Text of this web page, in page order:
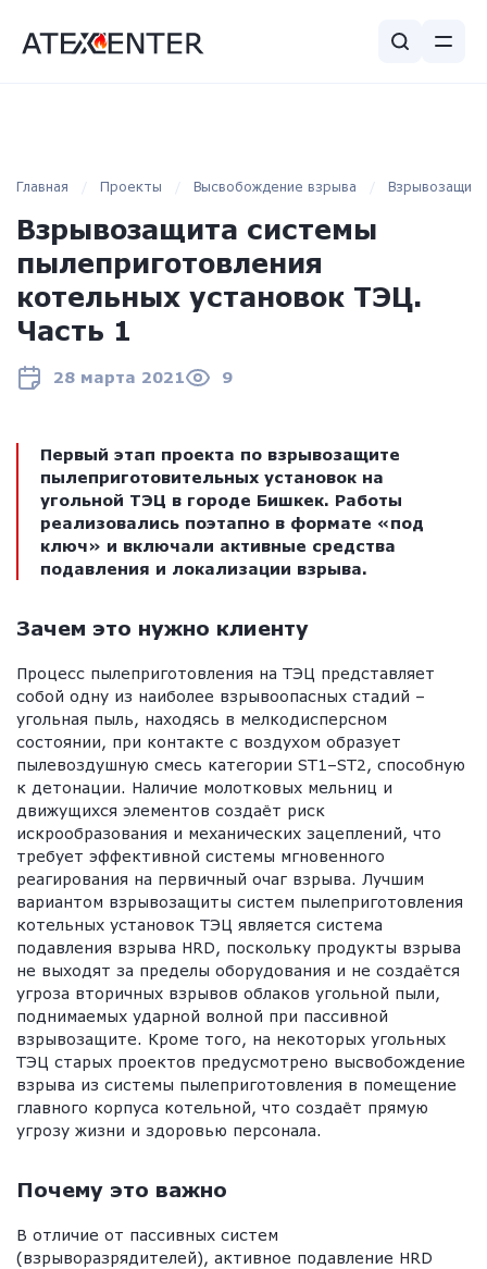
Главная Проекты Высвобождение взрыва
Взрывозащита системы
пылеприготовления
котельных установок ТЭЦ.
Часть 1
28 марта 2021 9
Первый этап проекта по взрывозащите
пылеприготовительных установок на
угольной ТЭЦ в городе Бишкек. Работы
реализовались поэтапно в формате «под
ключ» и включали активные средства
подавления и локализации взрыва.
Зачем это нужно клиенту
Процесс пылеприготовления на ТЭЦ представляет
собой одну из наиболее взрывоопасных стадий –
угольная пыль, находясь в мелкодисперсном
состоянии, при контакте с воздухом образует
пылевоздушную смесь категории ST1–ST2, способную
к детонации. Наличие молотковых мельниц и
движущихся элементов создаёт риск
искрообразования и механических зацеплений, что
требует эффективной системы мгновенного
реагирования на первичный очаг взрыва. Лучшим
вариантом взрывозащиты систем пылеприготовления
котельных установок ТЭЦ является система
подавления взрыва HRD, поскольку продукты взрыва
не выходят за пределы оборудования и не создаётся
угроза вторичных взрывов облаков угольной пыли,
поднимаемых ударной волной при пассивной
взрывозащите. Кроме того, на некоторых угольных
ТЭЦ старых проектов предусмотрено высвобождение
взрыва из системы пылеприготовления в помещение
главного корпуса котельной, что создаёт прямую
угрозу жизни и здоровью персонала.
Почему это важно
В отличие от пассивных систем
(взрыворазрядителей), активное подавление HRD